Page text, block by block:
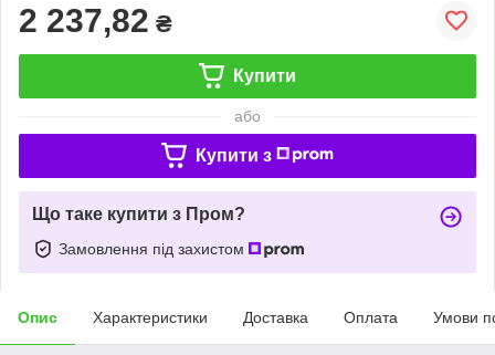
2 237,82 ₴
Купити
або
Купити з
Що таке купити з Пром?
Замовлення під захистом
Опис Характеристики Доставка Оплата Умови